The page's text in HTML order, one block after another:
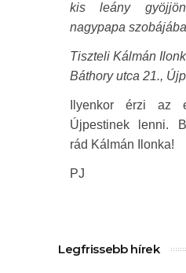
kis leány
nagypapa
Tiszteli Kálmán
Báthory utca 21.,
Ilyenkor érzi az
Újpestinek lenni.
rád Kálmán Ilonka!
PJ
Legfrissebb hírek